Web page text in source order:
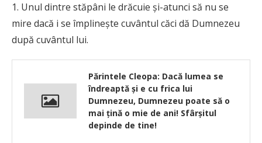
1. Unul dintre stăpâni le drăcuie şi-atunci să nu se
mire dacă i se împlineşte cuvântul căci dă Dumnezeu
după cuvântul lui.
Părintele Cleopa: Dacă lumea se
îndreaptă şi e cu frica lui
Dumnezeu, Dumnezeu poate să o
mai ţină o mie de ani! Sfârşitul
depinde de tine!